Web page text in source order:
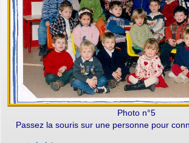
Photo n°5
Passez la souris sur une personne pour
Plus besoin d’imprimer vos demandes
exemplaires, d’envoyer des plis en
réception
ou de vous déplacer aux horaires
déposant en ligne, vous réaliserez des
de frais d’envoi et de temps. Vous pouvez
ligne l’avancement du traitement de
accéder aux courriers de la mairie, etc. Une
demande sera instruite de façon